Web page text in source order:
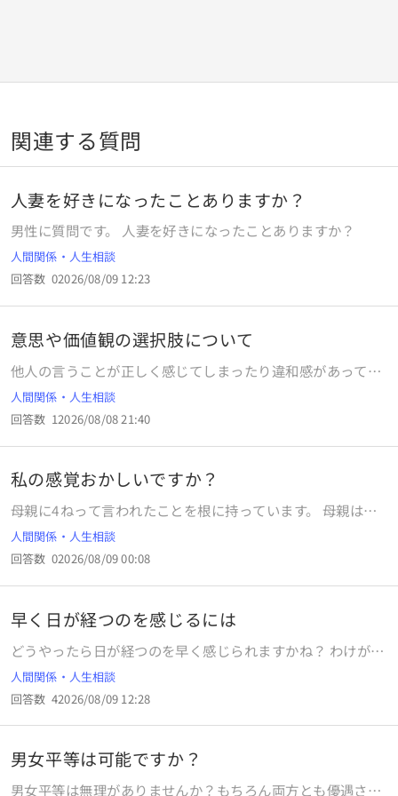
関連する質問
人妻を好きになったことありますか？
男性に質問です。 人妻を好きになったことありますか？
人間関係・人生相談
回答数 02026/08/09 12:23
意思や価値観の選択肢について
他人の言うことが正しく感じてしまったり違和感があっても
鵜呑みにしてしまう現象はなんと言いますか？
人間関係・人生相談
回答数 12026/08/08 21:40
私の感覚おかしいですか？
母親に4ねって言われたことを根に持っています。 母親はカ
ッとなったら4ねっていう人でした。 最近では去年に塾の振
りかえを忘れた日の翌日に、ラインでいろいろ言われた後最
後の一文に「4んでもうほんとうに」と書かれました。 その
前では、中学生の時に成績か何かで怒られて、でも矛盾点や
答えするなと言われて。でも私はイライラしすぎて全部思う
がままに喋ったので、クイックルワイパーで殴られて「土下
座してあやまれ！」とか言われました。たぶん4ねともたく
さんいわれたんじゃないかな？ あともっとちいさいころにも
なんかで怒らせて4ねとかさけばれました。 まあ大体こっち
悪く言おうと頑張るからイラっと来て言い返てしまったんで
す。 なんか自分が悪い部分もあるとしてなんかお母さんは私
の言ってること全部を口答えってまとめてなんかすごく怒っ
人間関係・人生相談
回答数 02026/08/09 00:08
早く日が経つのを感じるには
どうやったら日が経つのを早く感じられますかね？ わけがあ
り9月1日がはやくきて欲しいのですが。。
人間関係・人生相談
回答数 42026/08/09 12:28
男女平等は可能ですか？
男女平等は無理がありませんか？もちろん両方とも優遇され